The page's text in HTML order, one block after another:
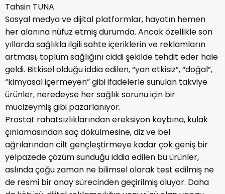
Tahsin TUNA
Sosyal medya ve dijital platformlar, hayatın hemen
her alanına nüfuz etmiş durumda. Ancak özellikle son
yıllarda sağlıkla ilgili sahte içeriklerin ve reklamların
artması, toplum sağlığını ciddi şekilde tehdit eder hale
geldi. Bitkisel olduğu iddia edilen, “yan etkisiz”, “doğal”,
“kimyasal içermeyen” gibi ifadelerle sunulan takviye
ürünler, neredeyse her sağlık sorunu için bir
mucizeymiş gibi pazarlanıyor.
Prostat rahatsızlıklarından ereksiyon kaybına, kulak
çınlamasından saç dökülmesine, diz ve bel
ağrılarından cilt gençleştirmeye kadar çok geniş bir
yelpazede çözüm sunduğu iddia edilen bu ürünler,
aslında çoğu zaman ne bilimsel olarak test edilmiş ne
de resmi bir onay sürecinden geçirilmiş oluyor. Daha